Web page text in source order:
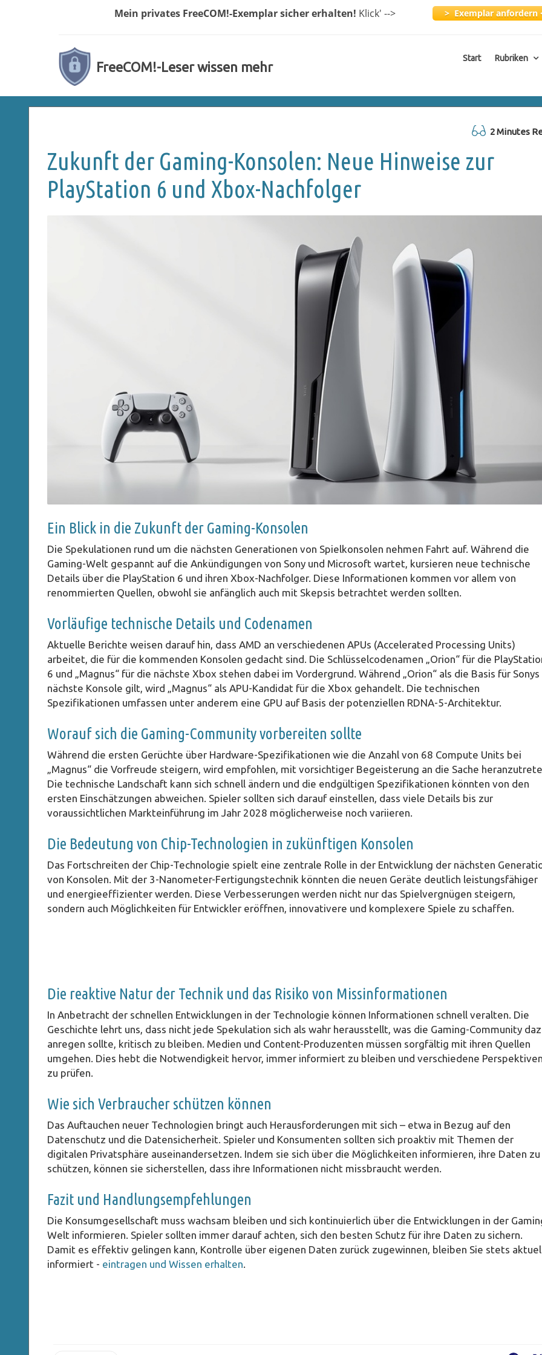
Mein privates FreeCOM!-Exemplarsicher erhalten! Klick' --> > Exemplar anfordern
FreeCOM!-Leser wissen mehr
Start Rubriken
2 Minutes
Zukunft der Gaming-Konsolen: Neue Hinweise zur
PlayStation 6 und Xbox-Nachfolger
Ein Blick in die Zukunft der Gaming-Konsolen
Die Spekulationen rund um die nächsten Generationen von Spielkonsolen nehmen Fahrt auf. Während die
Gaming-Welt gespannt auf die Ankündigungen von Sony und Microsoft wartet, kursieren neue technische
Details über die PlayStation 6 und ihren Xbox-Nachfolger. Diese Informationen kommen vor allem von
renommierten Quellen, obwohl sie anfänglich auch mit Skepsis betrachtet werden sollten.
Vorläufige technische Details und Codenamen
Aktuelle Berichte weisen darauf hin, dass AMD an verschiedenen APUs (Accelerated Processing Units)
arbeitet, die für die kommenden Konsolen gedacht sind. Die Schlüsselcodenamen „Orion“ für die
6 und „Magnus“ für die nächste Xbox stehen dabei im Vordergrund. Während „Orion“ als die Basis für Sonys
nächste Konsole gilt, wird „Magnus“ als APU-Kandidat für die Xbox gehandelt. Die technischen
Spezifikationen umfassen unter anderem eine GPU auf Basis der potenziellen RDNA-5-Architektur.
Worauf sich die Gaming-Community vorbereiten sollte
Während die ersten Gerüchte über Hardware-Spezifikationen wie die Anzahl von 68 Compute Units bei
„Magnus“ die Vorfreude steigern, wird empfohlen, mit vorsichtiger Begeisterung an die Sache
Die technische Landschaft kann sich schnell ändern und die endgültigen Spezifikationen könnten von den
ersten Einschätzungen abweichen. Spieler sollten sich darauf einstellen, dass viele Details bis zur
voraussichtlichen Markteinführung im Jahr 2028 möglicherweise noch variieren.
Die Bedeutung von Chip-Technologien in zukünftigen Konsolen
Das Fortschreiten der Chip-Technologie spielt eine zentrale Rolle in der Entwicklung der nächsten
von Konsolen. Mit der 3-Nanometer-Fertigungstechnik könnten die neuen Geräte deutlich leistungsfähiger
und energieeffizienter werden. Diese Verbesserungen werden nicht nur das Spielvergnügen steigern,
sondern auch Möglichkeiten für Entwickler eröffnen, innovativere und komplexere Spiele zu schaffen.
Die reaktive Natur der Technik und das Risiko von Missinformationen
In Anbetracht der schnellen Entwicklungen in der Technologie können Informationen schnell veralten. Die
Geschichte lehrt uns, dass nicht jede Spekulation sich als wahr herausstellt, was die Gaming-Community
anregen sollte, kritisch zu bleiben. Medien und Content-Produzenten müssen sorgfältig mit ihren Quellen
umgehen. Dies hebt die Notwendigkeit hervor, immer informiert zu bleiben und verschiedene
zu prüfen.
Wie sich Verbraucher schützen können
Das Auftauchen neuer Technologien bringt auch Herausforderungen mit sich – etwa in Bezug auf den
Datenschutz und die Datensicherheit. Spieler und Konsumenten sollten sich proaktiv mit Themen der
digitalen Privatsphäre auseinandersetzen. Indem sie sich über die Möglichkeiten informieren, ihre Daten zu
schützen, können sie sicherstellen, dass ihre Informationen nicht missbraucht werden.
Fazit und Handlungsempfehlungen
Die Konsumgesellschaft muss wachsam bleiben und sich kontinuierlich über die Entwicklungen in der
Welt informieren. Spieler sollten immer darauf achten, sich den besten Schutz für ihre Daten zu sichern.
Damit es effektiv gelingen kann, Kontrolle über eigenen Daten zurück zugewinnen, bleiben Sie stets
informiert - eintragen und Wissen erhalten.